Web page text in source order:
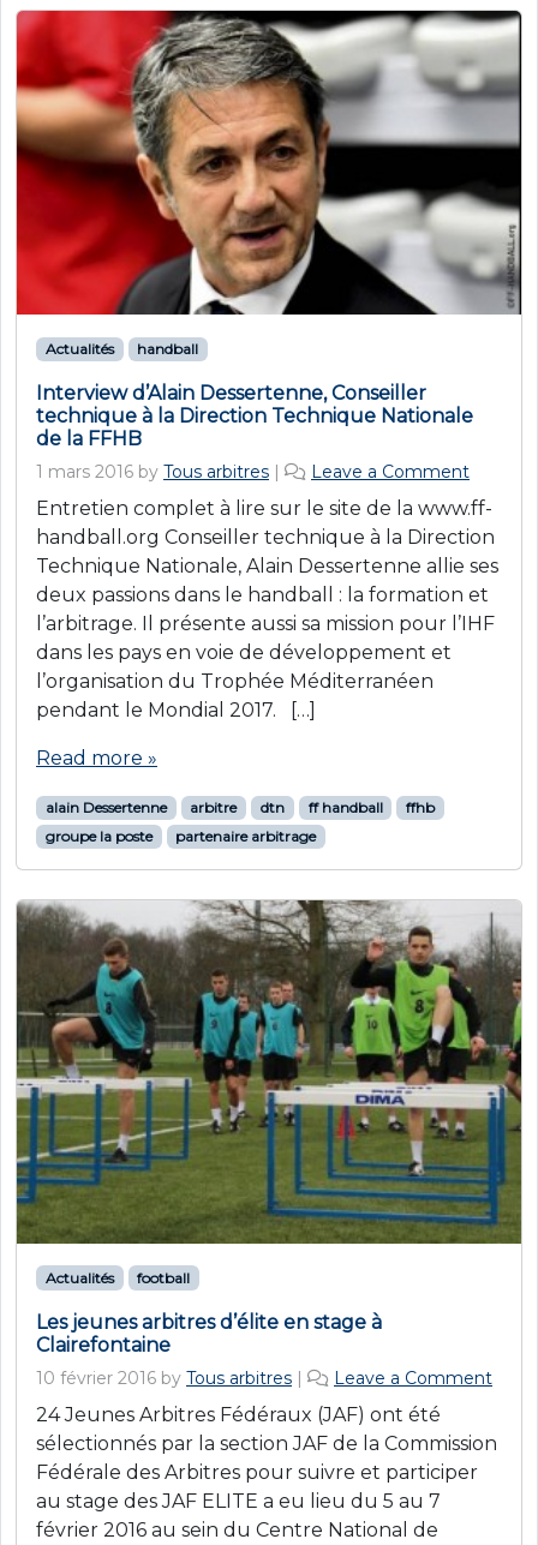
Actualités handball
Interview d’Alain Dessertenne, Conseiller
technique à la Direction Technique Nationale
de la FFHB
1 mars 2016 by Tous arbitres | Leave a Comment
Entretien complet à lire sur le site de la www.ff-
handball.org Conseiller technique à la Direction
Technique Nationale, Alain Dessertenne allie ses
deux passions dans le handball : la formation et
l’arbitrage. Il présente aussi sa mission pour l’IHF
dans les pays en voie de développement et
l’organisation du Trophée Méditerranéen
pendant le Mondial 2017. […]
Read more »
alain Dessertenne arbitre dtn ff handball
ffhb
groupe la poste
partenaire arbitrage
Actualités football
Les jeunes arbitres d’élite en stage à
Clairefontaine
10 février 2016 by Tous arbitres | Leave a Comment
24 Jeunes Arbitres Fédéraux (JAF) ont été
sélectionnés par la section JAF de la Commission
Fédérale des Arbitres pour suivre et participer
au stage des JAF ELITE a eu lieu du 5 au 7
février 2016 au sein du Centre National de